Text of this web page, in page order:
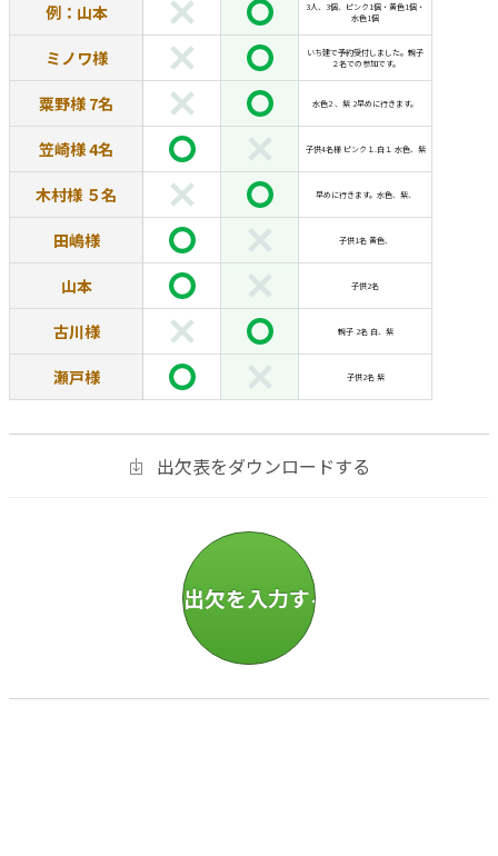
例：山本
3人、3個、ピンク1個・黄色1個・
水色1個
ミノワ様
いち建で予約受付しました。親子
２名での参加です。
粟野様 7名 水色2 、紫 2早めに行きます。
笠崎様 4名 子供4名様 ピンク１.白１ 水色、紫
木村様 ５名 早めに行きます。水色、紫、
田嶋様 子供1名 黄色、
山本 子供2名
古川様 親子 2名 白、紫
瀬戸様 子供2名 紫
出欠表をダウンロードする